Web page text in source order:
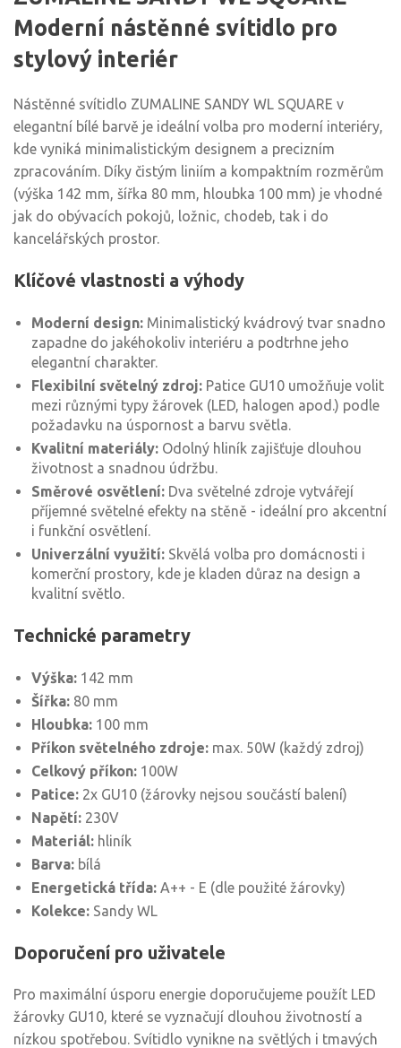
Moderní nástěnné svítidlo pro
stylový interiér
Nástěnné svítidlo ZUMALINE SANDY WL SQUARE v
elegantní bílé barvě je ideální volba pro moderní interiéry,
kde vyniká minimalistickým designem a precizním
zpracováním. Díky čistým liniím a kompaktním rozměrům
(výška 142 mm, šířka 80 mm, hloubka 100 mm) je vhodné
jak do obývacích pokojů, ložnic, chodeb, tak i do
kancelářských prostor.
Klíčové vlastnosti a výhody
Moderní design: Minimalistický kvádrový tvar snadno
zapadne do jakéhokoliv interiéru a podtrhne jeho
elegantní charakter.
Flexibilní světelný zdroj: Patice GU10 umožňuje volit
mezi různými typy žárovek (LED, halogen apod.) podle
požadavku na úspornost a barvu světla.
Kvalitní materiály: Odolný hliník zajišťuje dlouhou
životnost a snadnou údržbu.
Směrové osvětlení: Dva světelné zdroje vytvářejí
příjemné světelné efekty na stěně - ideální pro akcentní
i funkční osvětlení.
Univerzální využití: Skvělá volba pro domácnosti i
komerční prostory, kde je kladen důraz na design a
kvalitní světlo.
Technické parametry
Výška: 142 mm
Šířka: 80 mm
Hloubka: 100 mm
Příkon světelného zdroje: max. 50W (každý zdroj)
Celkový příkon: 100W
Patice: 2x GU10 (žárovky nejsou součástí balení)
Napětí: 230V
Materiál: hliník
Barva: bílá
Energetická třída: A++ - E (dle použité žárovky)
Kolekce: Sandy WL
Doporučení pro uživatele
Pro maximální úsporu energie doporučujeme použít LED
žárovky GU10, které se vyznačují dlouhou životností a
nízkou spotřebou. Svítidlo vynikne na světlých i tmavých